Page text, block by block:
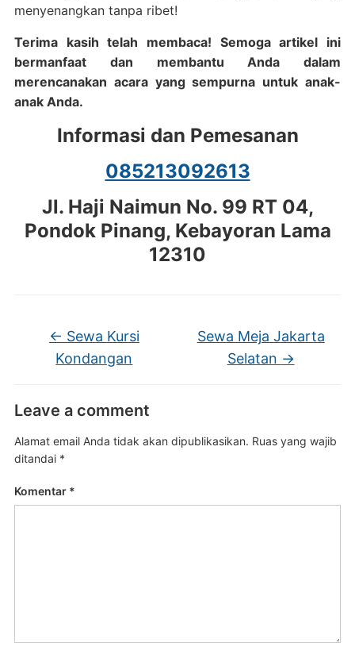
menyenangkan tanpa ribet!
Terima kasih telah membaca! Semoga artikel ini
bermanfaat dan membantu Anda dalam
merencanakan acara yang sempurna untuk anak-
anak Anda.
Informasi dan Pemesanan
085213092613
Jl. Haji Naimun No. 99 RT 04,
Pondok Pinang, Kebayoran Lama
12310
← Sewa Kursi
Kondangan
Sewa Meja Jakarta
Selatan →
Leave a comment
Alamat email Anda tidak akan dipublikasikan. Ruas yang wajib
ditandai *
Komentar *